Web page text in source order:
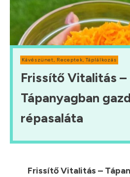
Kávészünet Receptek Táplálkozás
Frissítő Vitalitás –
Tápanyagban
répasaláta
Frissítő Vitalitás –